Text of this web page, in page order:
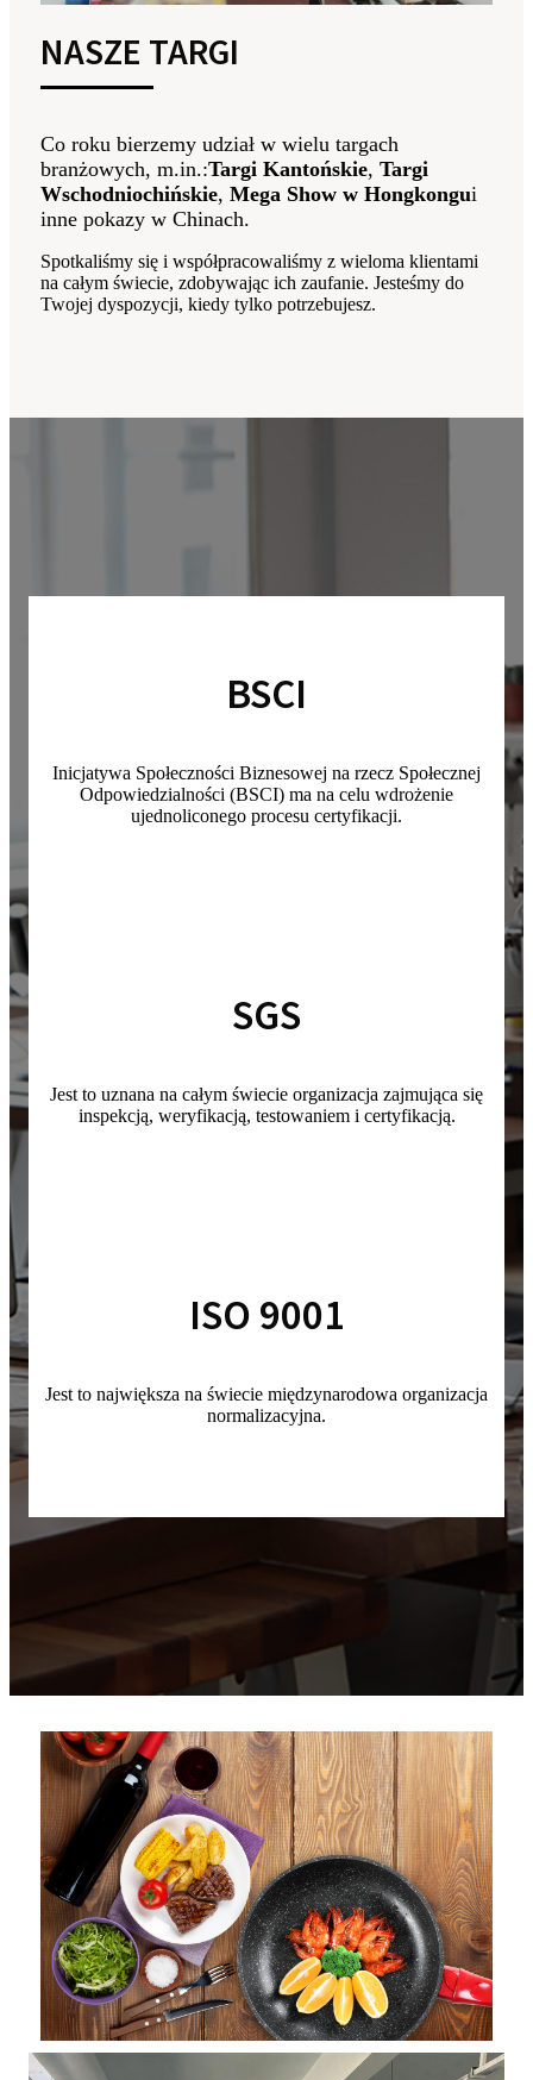
NASZE TARGI
Co roku bierzemy udział w wielu targach
branżowych, m.in.:Targi Kantońskie, Targi
Wschodniochińskie, Mega Show w Hongkongui
inne pokazy w Chinach.
Spotkaliśmy się i współpracowaliśmy z wieloma klientami
na całym świecie, zdobywając ich zaufanie. Jesteśmy do
Twojej dyspozycji, kiedy tylko potrzebujesz.
BSCI
Inicjatywa Społeczności Biznesowej na rzecz Społecznej
Odpowiedzialności (BSCI) ma na celu wdrożenie
ujednoliconego procesu certyfikacji.
SGS
Jest to uznana na całym świecie organizacja zajmująca się
inspekcją, weryfikacją, testowaniem i certyfikacją.
ISO 9001
Jest to największa na świecie międzynarodowa organizacja
normalizacyjna.